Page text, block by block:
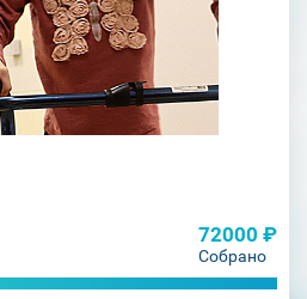
72000 ₽
Собрано